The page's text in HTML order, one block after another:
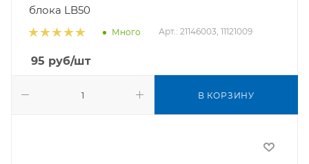
блока LB50
Много Арт.: 21146003, 11121009
95 руб/шт
В КОРЗИНУ